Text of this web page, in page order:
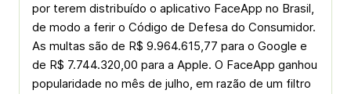
por terem distribuído o aplicativo FaceApp no Brasil,
de modo a ferir o Código de Defesa do Consumidor.
As multas são de R$ 9.964.615,77 para o Google e
de R$ 7.744.320,00 para a Apple. O FaceApp ganhou
popularidade no mês de julho, em razão de um filtro